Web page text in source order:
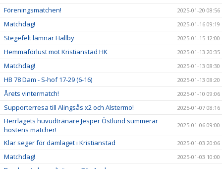
Föreningsmatchen! 2025-01-20 08:56
Matchdag! 2025-01-16 09:19
Stegefelt lämnar Hallby 2025-01-15 12:00
Hemmaförlust mot Kristianstad HK 2025-01-13 20:35
Matchdag! 2025-01-13 08:30
HB 78 Dam - S-hof 17-29 (6-16) 2025-01-13 08:20
Årets vintermatch! 2025-01-10 09:06
Supporterresa till Alingsås x2 och Alstermo! 2025-01-07 08:16
Herrlagets huvudtränare Jesper Östlund summerar
höstens matcher!
2025-01-06 09:00
Klar seger för damlaget i Kristianstad 2025-01-03 20:06
Matchdag! 2025-01-03 10:00